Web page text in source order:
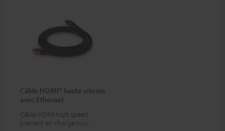
Câble HDMI® haute vitesse
avec Ethernet
Câble HDMI high speed
prenant en charge tous les